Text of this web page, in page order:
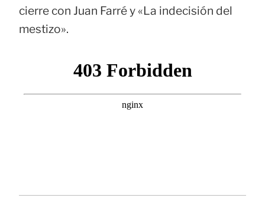
cierre con Juan Farré y «La indecisión del
mestizo».